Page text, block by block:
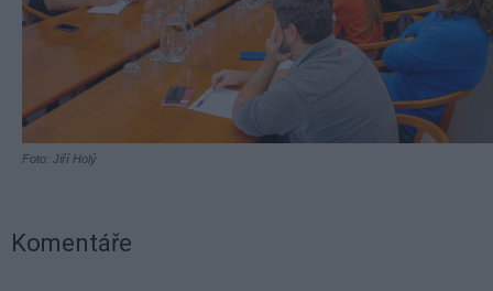
Foto: Jiří Holý
Komentáře